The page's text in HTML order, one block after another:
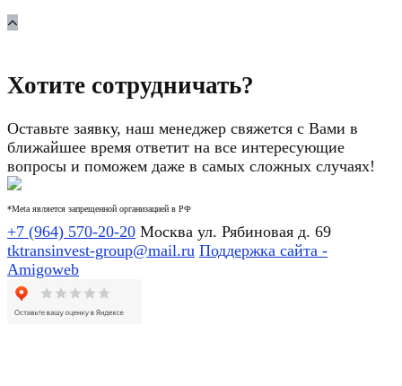
Хотите сотрудничать?
Оставьте заявку, наш менеджер свяжется с Вами в
ближайшее время ответит на все интересующие
вопросы и поможем даже в самых сложных случаях!
*Meta является запрещенной организацией в РФ
+7 (964) 570-20-20 Москва ул. Рябиновая д. 69
tktransinvest-group@mail.ru Поддержка сайта -
Amigoweb